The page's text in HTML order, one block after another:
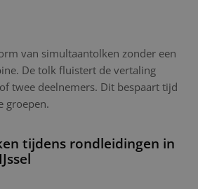
van simultaantolken zonder een
De tolk fluistert de vertaling
twee deelnemers. Dit bespaart tijd
groepen.
tijdens rondleidingen in